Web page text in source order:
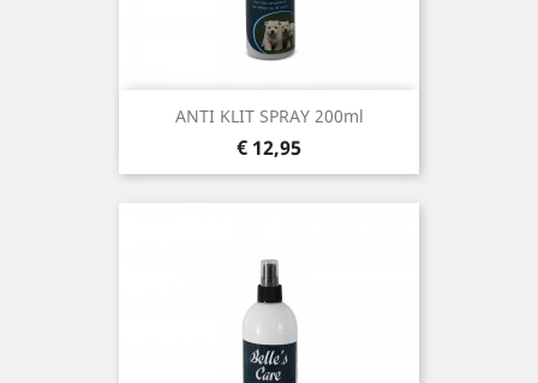
ANTI KLIT SPRAY 200ml
Prijs
€ 12,95